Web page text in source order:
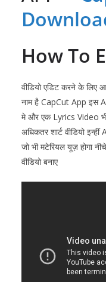
How To
वीडियो एडिट करने के लिए
नाम है CapCut App इस
मे और एक Lyrics Video
अधिकतर शार्ट वीडियो
जो भी मटेरियल यूज़ होगा
वीडियो बनाए